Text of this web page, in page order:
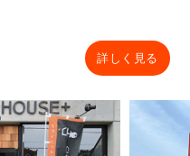
詳しく見る